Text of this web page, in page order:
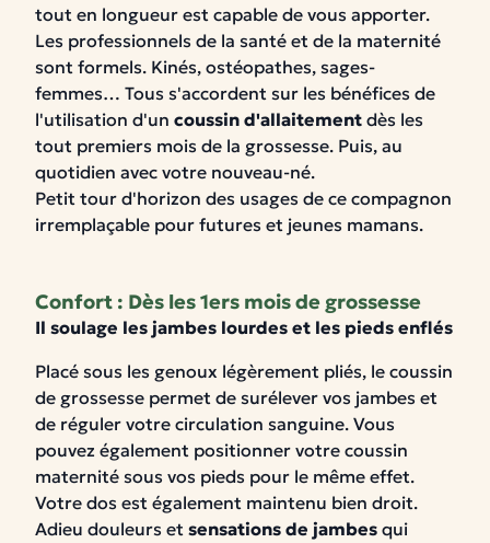
tout en longueur est capable de vous apporter.
Les professionnels de la santé et de la maternité
sont formels. Kinés, ostéopathes, sages-
femmes… Tous s'accordent sur les bénéfices de
l'utilisation d'un coussin d'allaitement dès les
tout premiers mois de la grossesse. Puis, au
quotidien avec votre nouveau-né.
Petit tour d'horizon des usages de ce compagnon
irremplaçable pour futures et jeunes mamans.
Confort : Dès les 1ers mois de grossesse
Il soulage les jambes lourdes et les pieds enflés
Placé sous les genoux légèrement pliés, le coussin
de grossesse permet de surélever vos jambes et
de réguler votre circulation sanguine. Vous
pouvez également positionner votre coussin
maternité sous vos pieds pour le même effet.
Votre dos est également maintenu bien droit.
Adieu douleurs et sensations de jambes qui